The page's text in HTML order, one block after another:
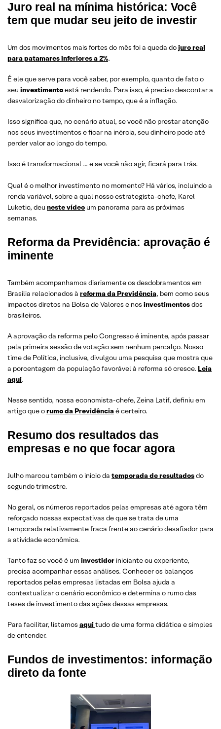
Juro real na mínima histórica: Você
tem que mudar seu jeito de investir
Um dos movimentos mais fortes do mês foi a queda dojuro real
para patamares inferiores a 2%.
É ele que serve para você saber, por exemplo, quanto de fato o
seu investimentoestá rendendo. Para isso, é preciso descontar a
desvalorização do dinheiro no tempo, que é a inflação.
Isso significa que, no cenário atual, se você não prestar atenção
nos seus investimentos e ficar na inércia, seu dinheiro pode até
perder valor ao longo do tempo.
Isso é transformacional … e se você não agir, ficará para trás.
Qual é o melhor investimento no momento? Há vários, incluindo a
renda variável, sobre a qual nosso estrategista-chefe, Karel
Luketic, deu neste vídeo um panorama para as próximas
semanas.
Reforma da Previdência: aprovação é
iminente
Também acompanhamos diariamente os desdobramentos em
Brasília relacionados à reforma da Previdência, bem como seus
impactos diretos na Bolsa de Valores e nos investimentosdos
brasileiros.
A aprovação da reforma pelo Congresso é iminente, após passar
pela primeira sessão de votação sem nenhum percalço. Nosso
time de Política, inclusive, divulgou uma pesquisa que mostra que
a porcentagem da população favorável à reforma só cresce. Leia
aqui.
Nesse sentido, nossa economista-chefe, Zeina Latif, definiu em
artigo que orumo da Previdênciaé certeiro.
Resumo dos resultados das
empresas e no que focar agora
Julho marcou também o início da temporada de resultadosdo
segundo trimestre.
No geral, os números reportados pelas empresas até agora têm
reforçado nossas expectativas de que se trata de uma
temporada relativamente fraca frente ao cenário desafiador para
a atividade econômica.
Tanto faz se você é um investidor iniciante ou experiente,
precisa acompanhar essas análises. Conhecer os balanços
reportados pelas empresas listadas em Bolsa ajuda a
contextualizar o cenário econômico e determina o rumo das
teses de investimento das ações dessas empresas.
Para facilitar, listamos aquitudo de uma forma didática e simples
de entender.
Fundos de investimentos: informação
direto da fonte